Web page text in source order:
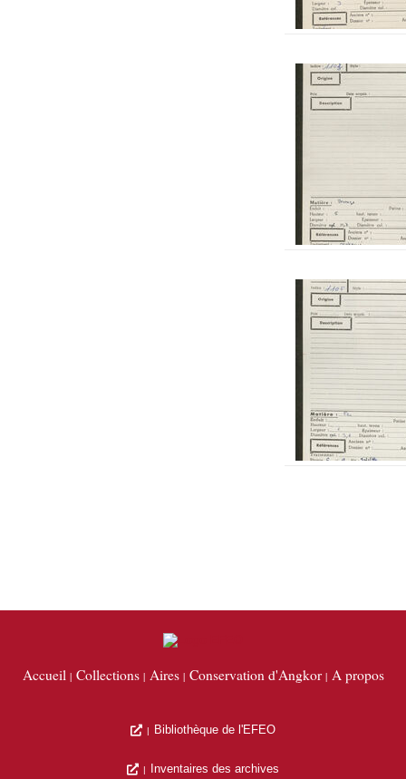
Accueil Collections Aires Conservation d'Angkor A propos
Bibliothèque de l'EFEO
Inventaires des archives